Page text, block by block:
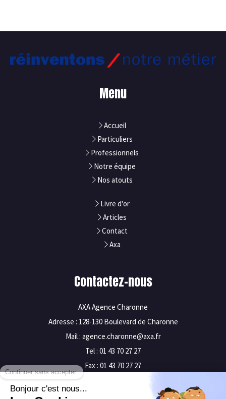
Menu
Accueil
Particuliers
Professionnels
Notre équipe
Nos atouts
Livre d'or
Articles
Contact
Axa
Contactez-nous
AXA Agence Charonne
Adresse : 128-130 Boulevard de Charonne
Mail : agence.charonne@axa.fr
Tel : 01 43 70 27 27
Fax : 01 43 70 27 27